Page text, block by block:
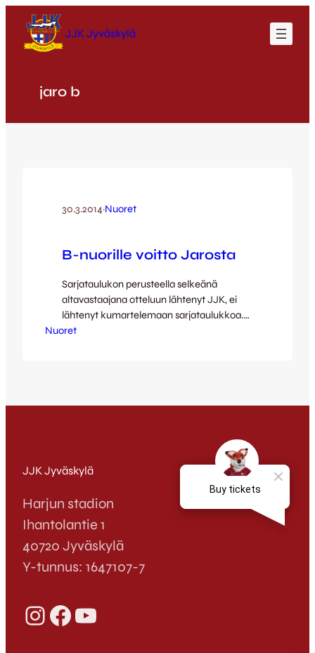
sisältöön
JJK Jyväskylä
jaro b
30.3.2014·Nuoret
B-nuorille voitto Jarosta
Sarjataulukon perusteella selkeänä
altavastaajana otteluun lähtenyt JJK, ei
lähtenyt kumartelemaan sarjataulukkoa.
Ensimmäisestä ottelusta lähtien
alkoi Jarolle tyypillisesti kovalla prässillä
kuitenkin löydettiin eväät pelata palloa
tasapainoisesti hyökkäämään. Oma tiivis…
Nuoret
JJK Jyväskylä
Harjun stadion
Ihantolantie 1
40720 Jyväskylä
Y-tunnus: 1647107-7
InstagramFacebook YouTube